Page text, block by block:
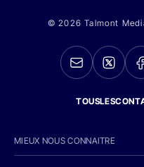
© 2026 Talmont
MIEUX NOUS CONNAITRE